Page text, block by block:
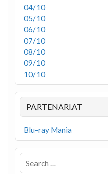
04/10
05/10
06/10
07/10
08/10
09/10
10/10
PARTENARIAT
Blu-ray Mania